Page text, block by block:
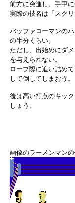
前方に突進し、手甲に
実際の技名は「スク
バッファローマンの
の半分くらい。
ただし、出始めにダ
を与えられない。
ロープ際に追い詰め
して倒してしまおう。
後は高い打点のキッ
しょう。
画像のラーメンマン